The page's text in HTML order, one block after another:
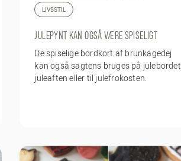
LIVSSTIL
JULEPYNT KAN OGSÅ VÆRE SPISELIGT
De spiselige bordkort af brunkagedej
kan også sagtens bruges på julebordet
juleaften eller til julefrokosten.